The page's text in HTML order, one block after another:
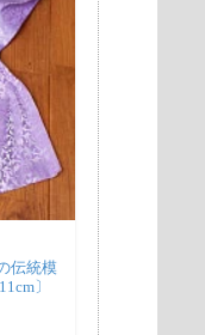
伝統模
〕